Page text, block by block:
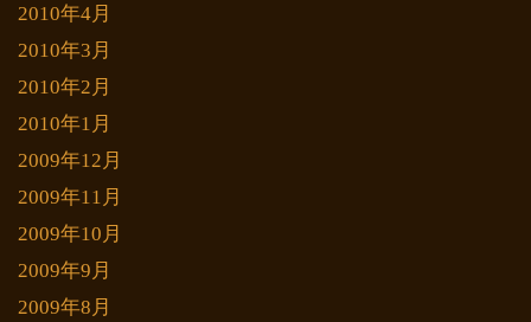
2010年4月
2010年3月
2010年2月
2010年1月
2009年12月
2009年11月
2009年10月
2009年9月
2009年8月